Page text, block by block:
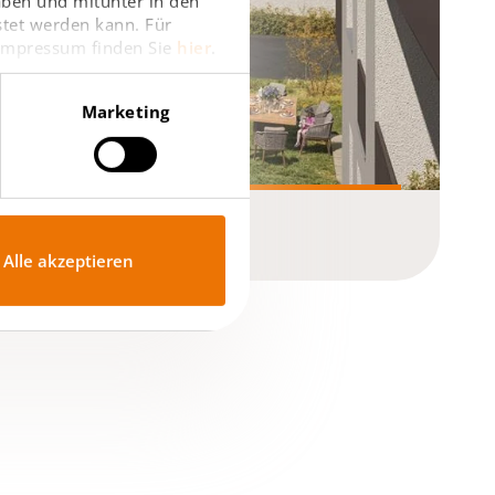
werden kann. Für
finden Sie hier
Marketing
Alle akzeptieren
BUWOG